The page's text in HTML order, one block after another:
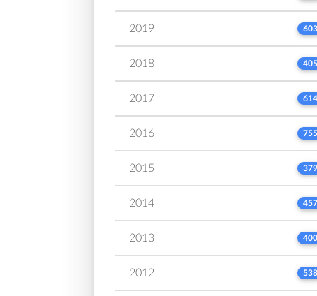
2019 603
2018 405
2017 614
2016 755
2015 379
2014 457
2013 400
2012 538